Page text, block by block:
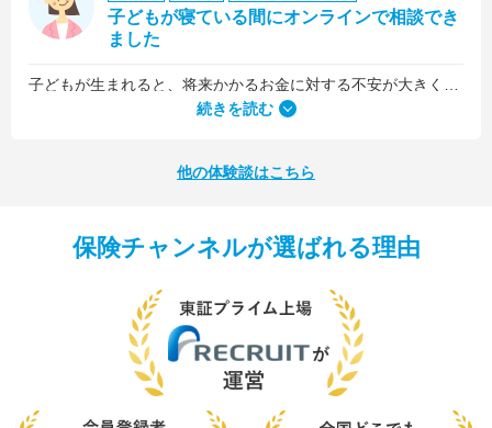
子どもが寝ている間にオンラインで相談でき
ました
何より、とても親身になって対応してくださって大満足。うちと同じように子どもの将来のお金のことで悩んでいる友人にも教えました。
続きを読む
他の体験談はこちら
保険チャンネルが選ばれる理由